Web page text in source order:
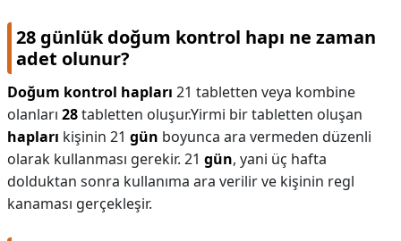
28 günlük doğum kontrol hapı ne zaman
adet olunur?
Doğum kontrol hapları 21 tabletten veya kombine
olanları 28tabletten oluşur.Yirmi bir tabletten oluşan
hapları kişinin 21 gün boyunca ara vermeden düzenli
olarak kullanması gerekir. 21 gün, yani üç hafta
dolduktan sonra kullanıma ara verilir ve kişinin regl
kanaması gerçekleşir.